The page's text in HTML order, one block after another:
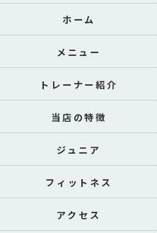
ホーム
メニュー
トレーナー紹介
当店の特徴
ジュニア
フィットネス
アクセス